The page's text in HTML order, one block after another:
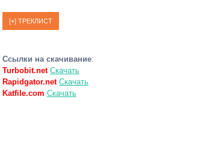
Ссылки на скачивание:
Turbobit.net Скачать
Rapidgator.net Скачать
Katfile.com Скачать